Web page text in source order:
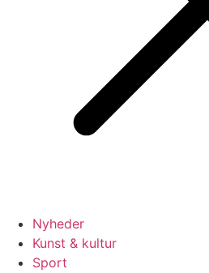
Nyheder
Kunst & kultur
Sport